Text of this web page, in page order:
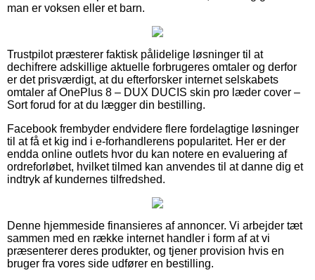
man er voksen eller et barn.
Trustpilot præsterer faktisk pålidelige løsninger til at
dechifrere adskillige aktuelle forbrugeres omtaler og derfor
er det prisværdigt, at du efterforsker internet selskabets
omtaler af OnePlus 8 – DUX DUCIS skin pro læder cover –
Sort forud for at du lægger din bestilling.
Facebook frembyder endvidere flere fordelagtige løsninger
til at få et kig ind i e-forhandlerens popularitet. Her er der
endda online outlets hvor du kan notere en evaluering af
ordreforløbet, hvilket tilmed kan anvendes til at danne dig et
indtryk af kundernes tilfredshed.
Denne hjemmeside finansieres af annoncer. Vi arbejder tæt
sammen med en række internet handler i form af at vi
præsenterer deres produkter, og tjener provision hvis en
bruger fra vores side udfører en bestilling.